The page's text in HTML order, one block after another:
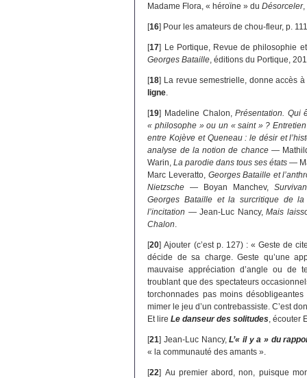
Madame Flora, « héroïne » duDésorceler,
[16] Pour les amateurs de chou-fleur, p.
[17] Le Portique, Revue de philosophie
Georges Bataille, éditions du Portique,
[18] La revue semestrielle, donne accès
ligne.
[19] Madeline Chalon,Présentation. Qui
« philosophe » ou un « saint » ?
entre Kojève et Queneau : le désir et
analyse de la notion de chance—
Warin,La parodie dans tous ses états —
Marc Leveratto, Georges Bataille et
Nietzsche — Boyan Manchev,
Georges Bataille et la surcritique de la
l’incitation — Jean-Luc Nancy,Mais
Chalon.
[20]Ajouter (c’est p. 127) : « Geste de
décide de sa charge. Geste qu’une
mauvaise appréciation d’angle ou de
troublant que des spectateurs
torchonnades pas moins
mimer le jeu d’un contrebassiste. C’est
Et lireLe danseur des solitudes, écouter
[21]Jean-Luc Nancy,L’« il y a » du
« la communauté des amants ».
[22] Au premier abord, non, puisque